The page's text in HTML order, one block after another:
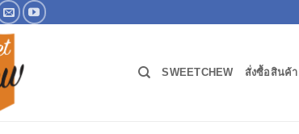
SWEETCHEW สั่งซื้อสินค้า